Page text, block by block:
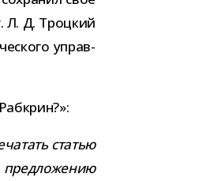
Л. Д. Троцкий
управ­
ста­тью